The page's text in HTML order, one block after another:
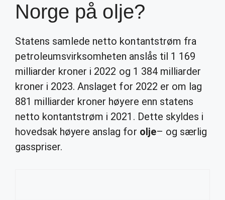
Norge på olje?
Statens samlede netto kontantstrøm fra
petroleumsvirksomheten anslås til 1 169
milliarder kroner i 2022 og 1 384 milliarder
kroner i 2023. Anslaget for 2022 er om lag
881 milliarder kroner høyere enn statens
netto kontantstrøm i 2021. Dette skyldes i
hovedsak høyere anslag for olje– og særlig
gasspriser.